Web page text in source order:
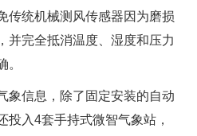
传统机械测风传感器因为磨损
并完全抵消温度、湿度和压力
。
信息，除了固定安装的自动
投入4套手持式微智气象站，